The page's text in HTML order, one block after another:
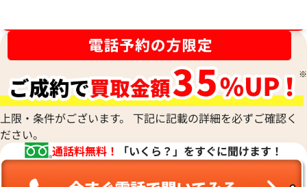
上限・条件がございます。 下記に記載の詳細を必ずご確認く
ださい。
通話料無料！
「いくら？」をすぐに聞けます！